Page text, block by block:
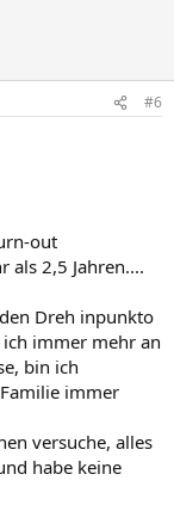
#6
out
als 2,5 Jahren....
Dreh inpunkto
immer mehr an
bin ich
immer
versuche, alles
habe keine